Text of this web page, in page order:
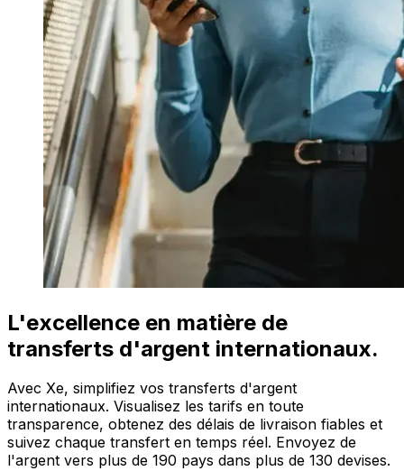
L'excellence en matière de
transferts d'argent internationaux.
Avec Xe, simplifiez vos transferts d'argent
internationaux. Visualisez les tarifs en toute
transparence, obtenez des délais de livraison fiables et
suivez chaque transfert en temps réel. Envoyez de
l'argent vers plus de 190 pays dans plus de 130 devises.